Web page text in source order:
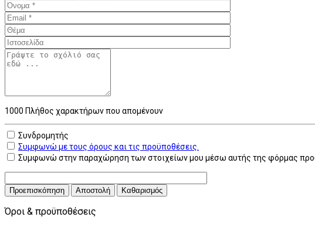
1000 Πλήθος χαρακτήρων που απομένουν
Συνδρομητής
Συμφωνώ με τους όρους και τις προϋποθέσεις.
Συμφωνώ στην παραχώρηση των στοιχείων μου μέσω αυτής της φόρμας προς
Προεπισκόπηση Αποστολή Καθαρισμός
Όροι & προϋποθέσεις